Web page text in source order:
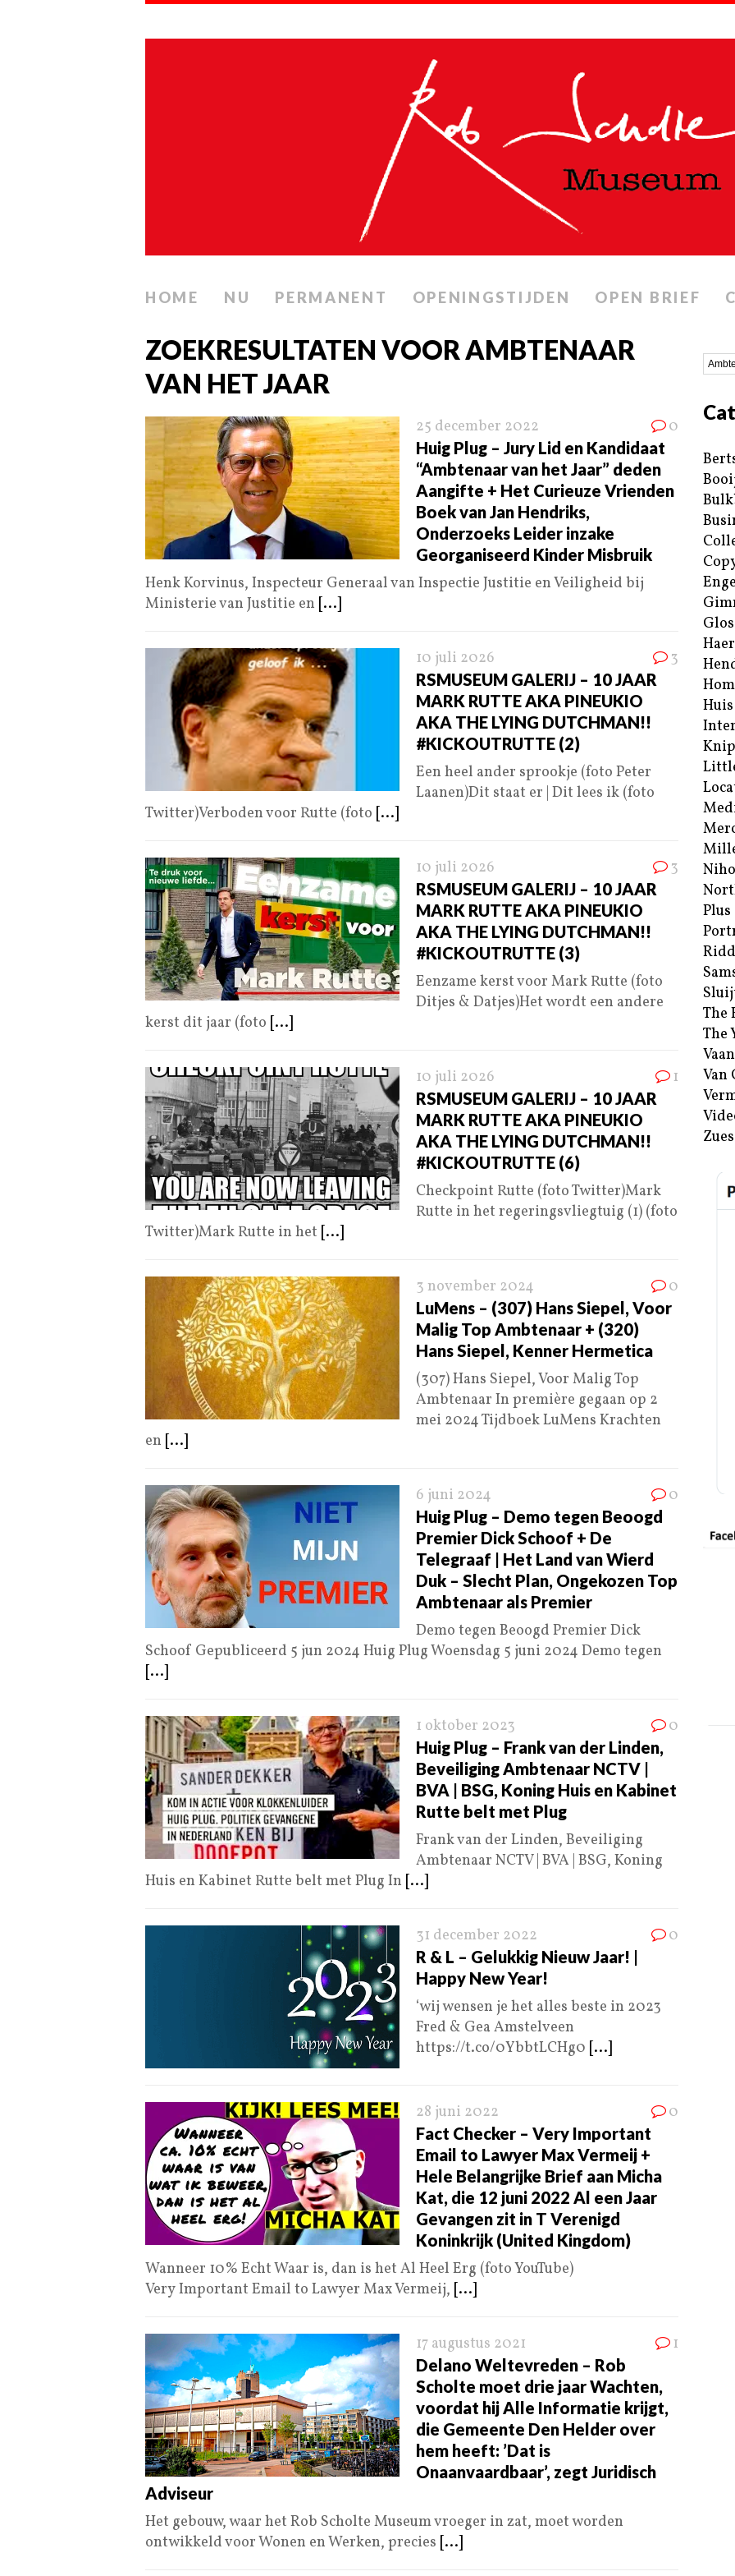
HOME NU PERMANENT OPENINGSTIJDEN OPEN BRIEF
ZOEKRESULTATEN VOOR AMBTENAAR
VAN HET JAAR
25 december 2022 0
Huig Plug – Jury Lid en Kandidaat
“Ambtenaar van het Jaar” deden
Aangifte + Het Curieuze Vrienden
Boek van Jan Hendriks,
Onderzoeks Leider inzake
Georganiseerd Kinder Misbruik
Henk Korvinus, Inspecteur Generaal van Inspectie Justitie en Veiligheid bij
Ministerie van Justitie en [...]
10 juli 2026 3
RSMUSEUM GALERIJ – 10 JAAR
MARK RUTTE AKA PINEUKIO
AKA THE LYING DUTCHMAN!!
#KICKOUTRUTTE (2)
Een heel ander sprookje (foto Peter
Laanen)Dit staat er | Dit lees ik (foto
Twitter)Verboden voor Rutte (foto [...]
10 juli 2026 3
RSMUSEUM GALERIJ – 10 JAAR
MARK RUTTE AKA PINEUKIO
AKA THE LYING DUTCHMAN!!
#KICKOUTRUTTE (3)
Eenzame kerst voor Mark Rutte (foto
Ditjes & Datjes)Het wordt een andere
kerst dit jaar (foto [...]
10 juli 2026 1
RSMUSEUM GALERIJ – 10 JAAR
MARK RUTTE AKA PINEUKIO
AKA THE LYING DUTCHMAN!!
#KICKOUTRUTTE (6)
Checkpoint Rutte (foto Twitter)Mark
Rutte in het regeringsvliegtuig (1) (foto
Twitter)Mark Rutte in het [...]
3 november 2024 0
LuMens – (307) Hans Siepel, Voor
Malig Top Ambtenaar + (320)
Hans Siepel, Kenner Hermetica
(307) Hans Siepel, Voor Malig Top
Ambtenaar In première gegaan op 2
mei 2024 Tijdboek LuMens Krachten
en [...]
6 juni 2024 0
Huig Plug – Demo tegen Beoogd
Premier Dick Schoof + De
Telegraaf | Het Land van Wierd
Duk – Slecht Plan, Ongekozen Top
Ambtenaar als Premier
Demo tegen Beoogd Premier Dick
Schoof Gepubliceerd 5 jun 2024 Huig Plug Woensdag 5 juni 2024 Demo tegen
[...]
1 oktober 2023 0
Huig Plug – Frank van der Linden,
Beveiliging Ambtenaar NCTV |
BVA | BSG, Koning Huis en Kabinet
Rutte belt met Plug
Frank van der Linden, Beveiliging
Ambtenaar NCTV | BVA | BSG, Koning
Huis en Kabinet Rutte belt met Plug In [...]
31 december 2022 0
R & L – Gelukkig Nieuw Jaar! |
Happy New Year!
‘wij wensen je het alles beste in 2023
Fred & Gea Amstelveen
https://t.co/0YbbtLCHg0 [...]
28 juni 2022 0
Fact Checker – Very Important
Email to Lawyer Max Vermeij +
Hele Belangrijke Brief aan Micha
Kat, die 12 juni 2022 Al een Jaar
Gevangen zit in T Verenigd
Koninkrijk (United Kingdom)
Wanneer 10% Echt Waar is, dan is het Al Heel Erg (foto YouTube)
Very Important Email to Lawyer Max Vermeij, [...]
17 augustus 2021 1
Delano Weltevreden – Rob
Scholte moet drie jaar Wachten,
voordat hij Alle Informatie krijgt,
die Gemeente Den Helder over
hem heeft: ’Dat is
Onaanvaardbaar’, zegt Juridisch
Adviseur
Het gebouw, waar het Rob Scholte Museum vroeger in zat, moet worden
ontwikkeld voor Wonen en Werken, precies [...]
Plus
The
The
Van